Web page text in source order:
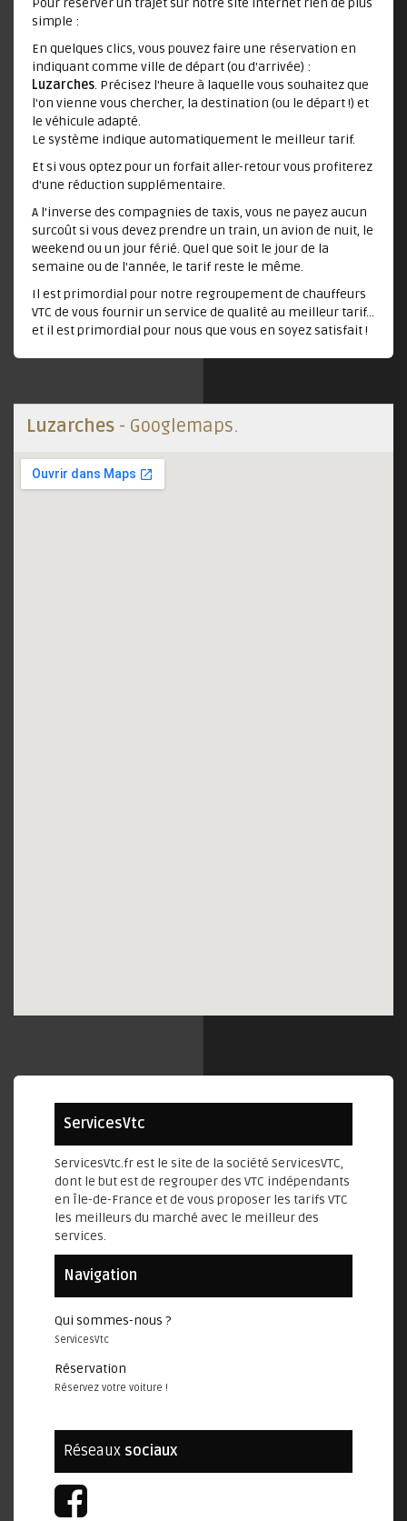
Pour réserver un trajet sur notre site internet rien de plus
simple :
En quelques clics, vous pouvez faire une réservation en
indiquant comme ville de départ (ou d'arrivée) :
Luzarches. Précisez l'heure à laquelle vous souhaitez que
l'on vienne vous chercher, la destination (ou le départ !) et
le véhicule adapté.
Le système indique automatiquement le meilleur tarif.
Et si vous optez pour un forfait aller-retour vous profiterez
d'une réduction supplémentaire.
A l’inverse des compagnies de taxis, vous ne payez aucun
surcoût si vous devez prendre un train, un avion de nuit, le
weekend ou un jour férié. Quel que soit le jour de la
semaine ou de l'année, le tarif reste le même.
Il est primordial pour notre regroupement de chauffeurs
VTC de vous fournir un service de qualité au meilleur tarif...
et il est primordial pour nous que vous en soyez satisfait !
Luzarches - Googlemaps.
ServicesVtc
ServicesVtc.fr est le site de la société ServicesVTC,
dont le but est de regrouper des VTC indépendants
en Île-de-France et de vous proposer les tarifs VTC
les meilleurs du marché avec le meilleur des
services.
Navigation
Qui sommes-nous ?
ServicesVtc
Réservation
Réservez votre voiture !
Réseaux sociaux